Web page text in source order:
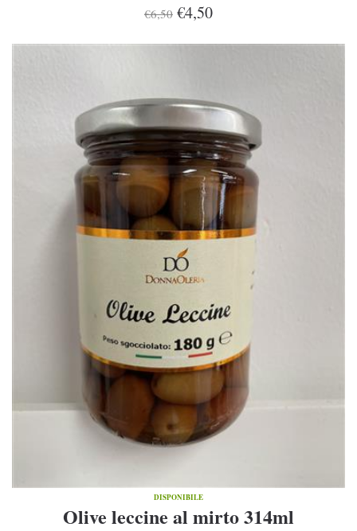
€6,50 €4,50
DISPONIBILE
Olive leccine al mirto 314ml